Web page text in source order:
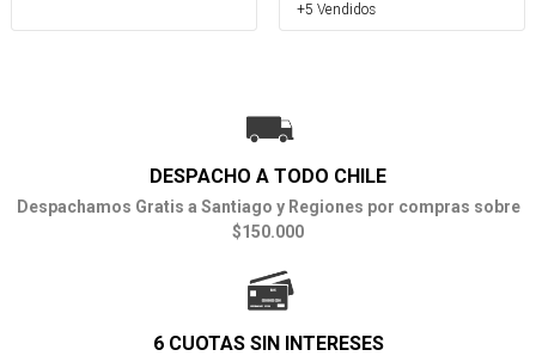
+5 Vendidos
DESPACHO A TODO CHILE
Despachamos Gratis a Santiago y Regiones por compras sobre
$150.000
6 CUOTAS SIN INTERESES